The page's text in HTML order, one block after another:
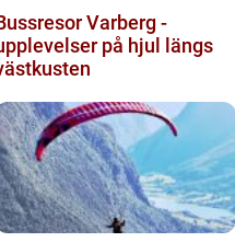
Varberg -
på hjul längs